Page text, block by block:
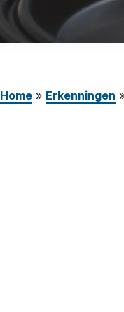
Home » Erkenningen
Werken